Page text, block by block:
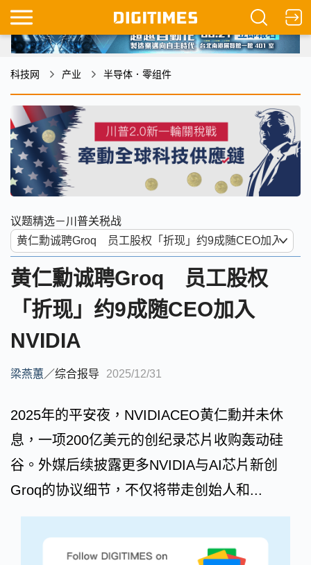
科技网 产业 半导体．零组件
议题精选－川普关税战
黄仁勳诚聘Groq 员工股权
「折现」约9成随CEO加入
NVIDIA
梁燕蕙 ／综合报导 2025/12/31
2025年的平安夜，NVIDIACEO黄仁勳并未休
息，一项200亿美元的创纪录芯片收购轰动硅
谷。外媒后续披露更多NVIDIA与AI芯片新创
Groq的协议细节，不仅将带走创始人和...